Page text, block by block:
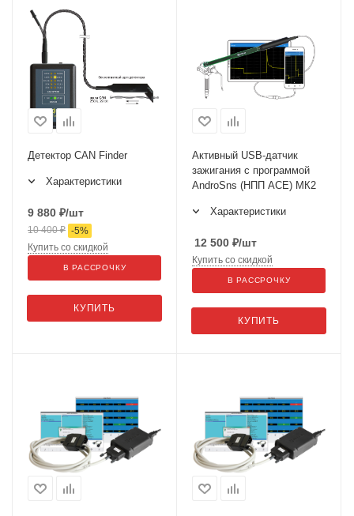
Детектор CAN Finder
Характеристики
9 880 ₽/шт
10 400₽ -5%
КУПИТЬ
Купить со скидкой
В РАССРОЧКУ
Активный USB-датчик
зажигания c программой
AndroSns (НПП АСЕ) МК2
Характеристики
12 500 ₽/шт
КУПИТЬ
Купить со скидкой
В РАССРОЧКУ